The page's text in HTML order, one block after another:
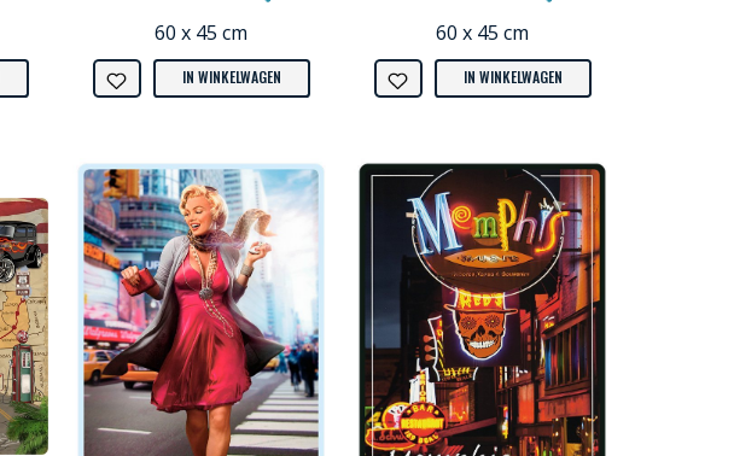
60 x 45 cm
IN WINKELWAGEN
60 x 45 cm
IN WINKELWAGEN